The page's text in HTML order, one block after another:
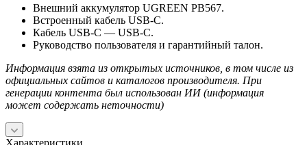
Внешний аккумулятор UGREEN PB567.
Встроенный кабель USB-C.
Кабель USB-C — USB-C.
Руководство пользователя и гарантийный талон.
Информация взята из открытых источников, в том числе из
официальных сайтов и каталогов производителя. При
генерации контента был использован ИИ (информация
может содержать неточности)